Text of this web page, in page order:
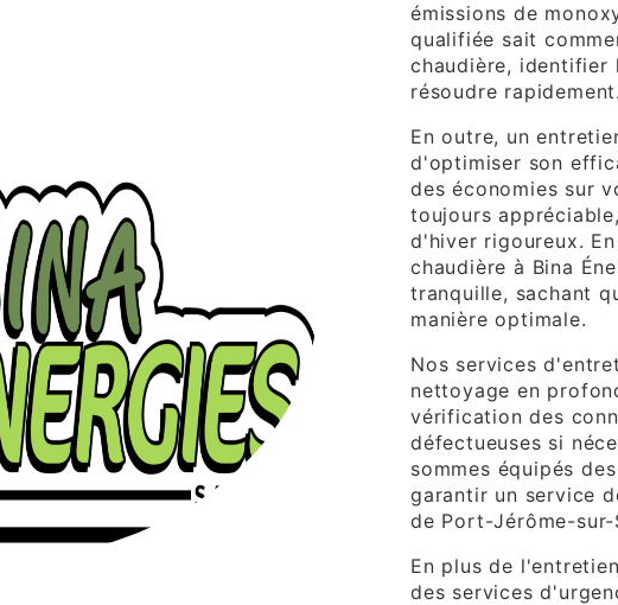
émissions de
qualifiée sait
chaudière, identifier
résoudre rapidement.
En outre, un
d'optimiser son
des économies sur
toujours
d'hiver rigoureux.
chaudière à Bina
tranquille, sachant
manière optimale.
Nos services
nettoyage en
vérification des
défectueuses si
sommes équipés
garantir un service
de Port-Jérôme-sur-
En plus de
des services